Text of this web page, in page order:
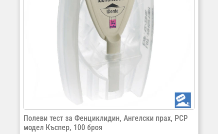
Полеви тест за Фенциклидин, Ангелски прах, PCP
модел Къспер, 100 броя